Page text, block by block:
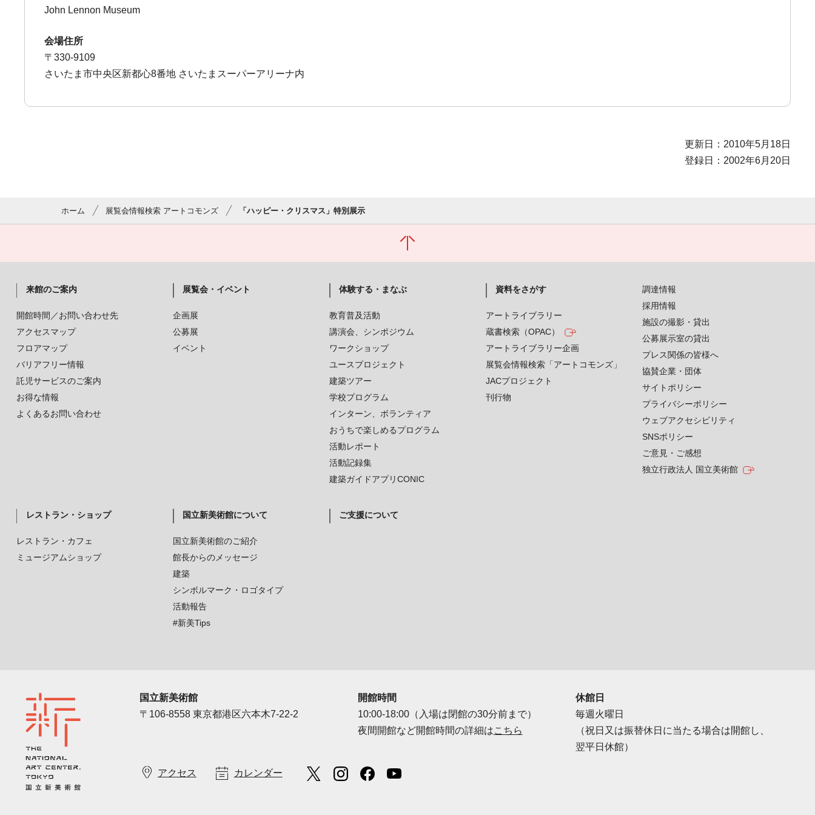
John Lennon Museum
会場住所
〒330-9109
さいたま市中央区新都心8番地 さいたまスーパーアリーナ内
更新日：2010年5月18日
登録日：2002年6月20日
ホーム 展覧会情報検索 アートコモンズ 「ハッピー・クリスマス」特別展示
来館のご案内
開館時間／お問い合わせ先
アクセスマップ
フロアマップ
バリアフリー情報
託児サービスのご案内
お得な情報
よくあるお問い合わせ
展覧会・イベント
企画展
公募展
イベント
体験する・まなぶ
教育普及活動
講演会、シンポジウム
ワークショップ
ユースプロジェクト
建築ツアー
学校プログラム
インターン、ボランティア
おうちで楽しめるプログラム
活動レポート
活動記録集
建築ガイドアプリCONIC
資料をさがす
アートライブラリー
蔵書検索（OPAC）
アートライブラリー企画
展覧会情報検索「アートコモンズ」
JACプロジェクト
刊行物
レストラン・ショップ
レストラン・カフェ
ミュージアムショップ
国立新美術館について
国立新美術館のご紹介
館長からのメッセージ
建築
シンボルマーク・ロゴタイプ
活動報告
#新美Tips
ご支援について
調達情報
採用情報
施設の撮影・貸出
公募展示室の貸出
プレス関係の皆様へ
協賛企業・団体
サイトポリシー
プライバシーポリシー
ウェブアクセシビリティ
SNSポリシー
ご意見・ご感想
独立行政法人 国立美術館
国立新美術館
〒106-8558 東京都港区六本木7-22-2
開館時間
10:00-18:00（入場は閉館の30分前まで）
夜間開館など開館時間の詳細はこちら
休館日
毎週火曜日
（祝日又は振替休日に当たる場合は開館し、
翌平日休館）
アクセス カレンダー